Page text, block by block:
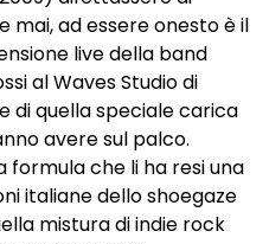
mai, ad essere onesto è il
live della band
al Waves Studio di
di quella speciale carica
avere sul palco.
che li ha resi una
italiane dello shoegaze
mistura di indie rock